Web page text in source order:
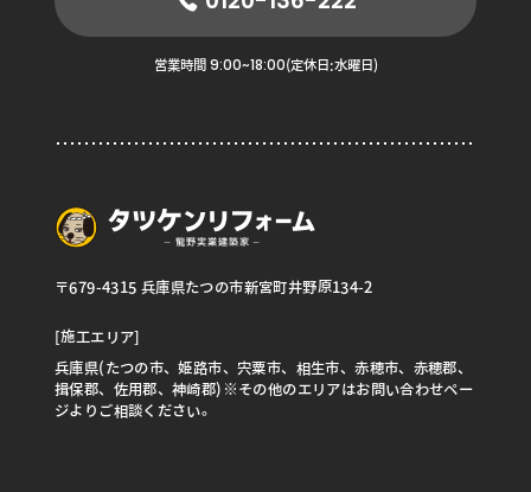
営業時間 9:00~18:00(定休日:水曜日)
〒679-4315 兵庫県たつの市新宮町井野原134-2
[施工エリア]
兵庫県(たつの市、姫路市、宍粟市、相生市、赤穂市、赤穂郡、
揖保郡、佐用郡、神崎郡)※その他のエリアはお問い合わせペー
ジよりご相談ください。